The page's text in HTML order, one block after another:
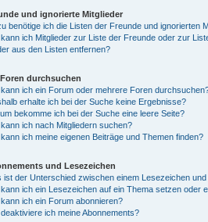
und ignorierte Mitglieder
benötige ich die Listen der Freunde und ignorierten
kann ich Mitglieder zur Liste der Freunde oder zur
aus den Listen entfernen?
durchsuchen
kann ich ein Forum oder mehrere Foren
erhalte ich bei der Suche keine Ergebnisse?
bekomme ich bei der Suche eine leere Seite?
kann ich nach Mitgliedern suchen?
ich meine eigenen Beiträge und Themen finden?
und Lesezeichen
ist der Unterschied zwischen einem Lesezeichen
kann ich ein Lesezeichen auf ein Thema setzen oder
kann ich ein Forum abonnieren?
ich meine Abonnements?